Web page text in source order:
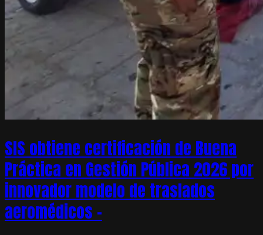
SIS obtiene certificación de Buena
Práctica en Gestión Pública 2026 por
innovador modelo de traslados
aeromédicos –